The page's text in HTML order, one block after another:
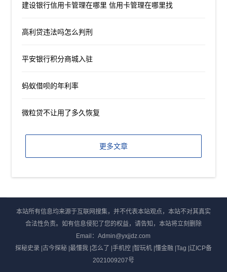
建设银行信用卡管理在哪里 信用卡管理在哪里找
高利贷违法吗怎么判刑
平安银行积分商城入驻
蚂蚁借呗的年利率
微粒贷不让用了多久恢复
更多文章
本站所有信息均来源于互联网搜集，并不代表本站观点，本站不对其真实
合法性负责。如有信息侵犯了您的权益，请告知，本站将立刻删除
Email：Admin@yxjjdz.com
探秘史录|古今探秘|最懂我|怎么了 |手机控|智玩机|懂金融 |Tag |辽ICP备
2021009207号